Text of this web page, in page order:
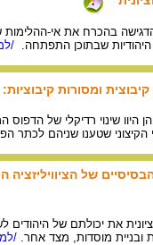
בהכרח את אי-ההלימות
שבתוכן התפתחה.
/
ומסורות קיבוציות:
היוו שינוי רדיקלי של
שטענו שניהם לכתר
של הציוויליזציה
את יכולתם של היהודים
ובניית מוסדות, מצד אחר. /